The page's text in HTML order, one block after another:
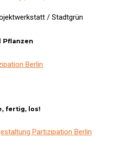
/ Stadtgrün
Pflanzen
fertig, los!